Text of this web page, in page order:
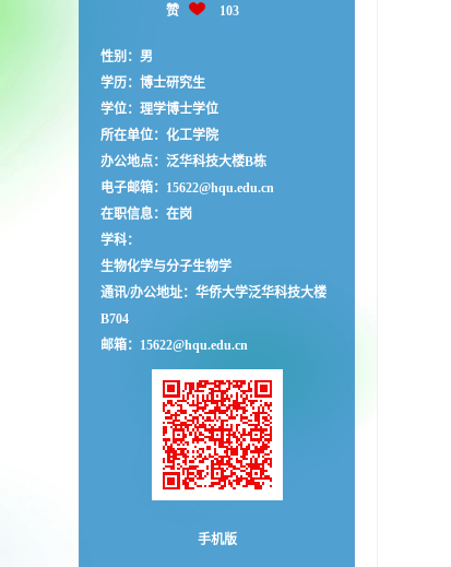
赞 103
性别：男
学历：博士研究生
学位：理学博士学位
所在单位：化工学院
办公地点：泛华科技大楼B栋
电子邮箱： 15622@hqu.edu.cn
在职信息：在岗
学科：
生物化学与分子生物学
通讯/办公地址： 华侨大学泛华科技大楼
B704
邮箱： 15622@hqu.edu.cn
手机版